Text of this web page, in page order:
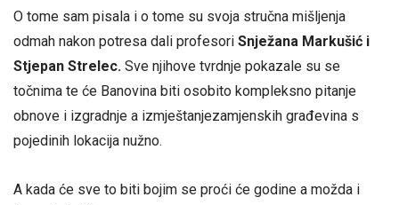
O tome sam pisala i o tome su svoja stručna mišljenja
odmah nakon potresa dali profesori Snježana Markušić i
Stjepan Strelec. Sve njihove tvrdnje pokazale su se
točnima te će Banovina biti osobito kompleksno pitanje
obnove i izgradnje a izmještanjezamjenskih građevina s
pojedinih lokacija nužno.
A kada će sve to biti bojim se proći će godine a možda i